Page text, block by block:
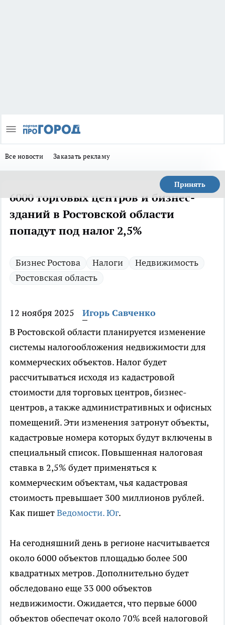
Все новости Заказать рекламу
Принять
6000 торговых центров и бизнес-
зданий в Ростовской области
попадут под налог 2,5%
Бизнес Ростова Налоги
Недвижимость
Ростовская область
12 ноября 2025
Игорь Савченко
В Ростовской области планируется изменение
системы налогообложения недвижимости для
коммерческих объектов. Налог будет
рассчитываться исходя из кадастровой
стоимости для торговых центров, бизнес-
центров, а также административных и офисных
помещений. Эти изменения затронут объекты,
кадастровые номера которых будут включены в
специальный список. Повышенная налоговая
ставка в 2,5% будет применяться к
коммерческим объектам, чья кадастровая
стоимость превышает 300 миллионов рублей.
Как пишетВедомости. Юг.
На сегодняшний день в регионе насчитывается
около 6000 объектов площадью более 500
квадратных метров. Дополнительно будет
обследовано еще 33 000 объектов
недвижимости. Ожидается, что первые 6000
объектов обеспечат около 70% всей налоговой